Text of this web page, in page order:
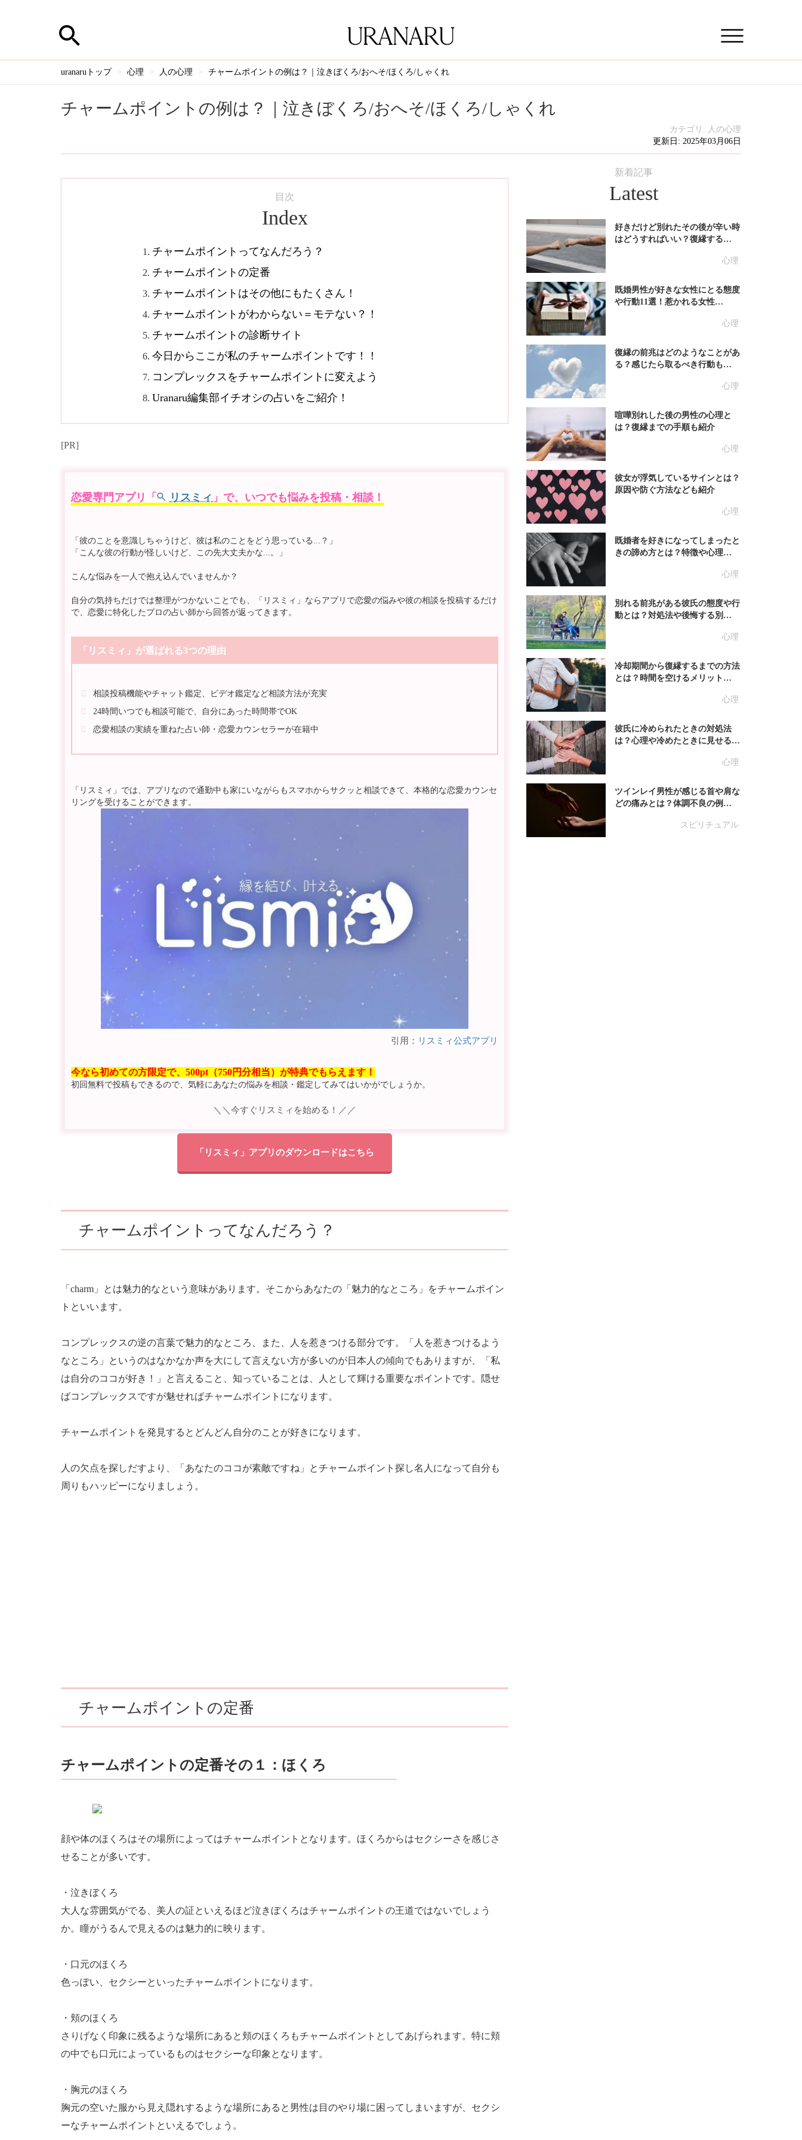
uranaruトップ 心理 人の心理 チャームポイントの例は？｜泣きぼくろ/おへそ/ほくろ/しゃくれ
チャームポイントの例は？｜泣きぼくろ/おへそ/ほくろ/しゃくれ
カテゴリ: 人の心理
更新日: 2025年03月06日
目次
Index
チャームポイントってなんだろう？
チャームポイントの定番
チャームポイントはその他にもたくさん！
チャームポイントがわからない＝モテない？！
チャームポイントの診断サイト
今日からここが私のチャームポイントです！！
コンプレックスをチャームポイントに変えよう
Uranaru編集部イチオシの占いをご紹介！
[PR]
恋愛専門アプリ「 リスミィ 」で、いつでも悩みを投稿・相談！
「彼のことを意識しちゃうけど、彼は私のことをどう思っている...？」
「こんな彼の行動が怪しいけど、この先大丈夫かな...。」
こんな悩みを一人で抱え込んでいませんか？
自分の気持ちだけでは整理がつかないことでも、「リスミィ」ならアプリで恋愛の悩みや彼の相談を投稿するだけ
で、恋愛に特化したプロの占い師から回答が返ってきます。
「リスミィ」が選ばれる3つの理由
相談投稿機能やチャット鑑定、ビデオ鑑定など相談方法が充実
24時間いつでも相談可能で、自分にあった時間帯でOK
恋愛相談の実績を重ねた占い師・恋愛カウンセラーが在籍中
「リスミィ」では、アプリなので通勤中も家にいながらもスマホからサクッと相談できて、本格的な恋愛カウンセ
リングを受けることができます。
引用： リスミィ公式アプリ
今なら初めての方限定で、500pt（750円分相当）が特典でもらえます！
初回無料で投稿もできるので、気軽にあなたの悩みを相談・鑑定してみてはいかがでしょうか。
＼＼今すぐリスミィを始める！／／
「リスミィ」アプリのダウンロードはこちら
チャームポイントってなんだろう？
「charm」とは魅力的なという意味があります。そこからあなたの「魅力的なところ」をチャームポイン
トといいます。
コンプレックスの逆の言葉で魅力的なところ、また、人を惹きつける部分です。「人を惹きつけるよう
なところ」というのはなかなか声を大にして言えない方が多いのが日本人の傾向でもありますが、「私
は自分のココが好き！」と言えること、知っていることは、人として輝ける重要なポイントです。隠せ
ばコンプレックスですが魅せればチャームポイントになります。
チャームポイントを発見するとどんどん自分のことが好きになります。
人の欠点を探しだすより、「あなたのココが素敵ですね」とチャームポイント探し名人になって自分も
周りもハッピーになりましょう。
チャームポイントの定番
チャームポイントの定番その１：ほくろ
顔や体のほくろはその場所によってはチャームポイントとなります。ほくろからはセクシーさを感じさ
せることが多いです。
・泣きぼくろ
大人な雰囲気がでる、美人の証といえるほど泣きぼくろはチャームポイントの王道ではないでしょう
か。瞳がうるんで見えるのは魅力的に映ります。
・口元のほくろ
色っぽい、セクシーといったチャームポイントになります。
・頬のほくろ
さりげなく印象に残るような場所にあると頬のほくろもチャームポイントとしてあげられます。特に頬
の中でも口元によっているものはセクシーな印象となります。
・胸元のほくろ
胸元の空いた服から見え隠れするような場所にあると男性は目のやり場に困ってしまいますが、セクシ
ーなチャームポイントといえるでしょう。
新着記事
Latest
心理
好きだけど別れたその後が辛い時
はどうすればいい？復縁する…
心理
既婚男性が好きな女性にとる態度
や行動11選！惹かれる女性…
心理
復縁の前兆はどのようなことがあ
る？感じたら取るべき行動も…
心理
喧嘩別れした後の男性の心理と
は？復縁までの手順も紹介
心理
彼女が浮気しているサインとは？
原因や防ぐ方法なども紹介
心理
既婚者を好きになってしまったと
きの諦め方とは？特徴や心理…
心理
別れる前兆がある彼氏の態度や行
動とは？対処法や後悔する別…
心理
冷却期間から復縁するまでの方法
とは？時間を空けるメリット…
心理
彼氏に冷められたときの対処法
は？心理や冷めたときに見せる…
スピリチュアル
ツインレイ男性が感じる首や肩な
どの痛みとは？体調不良の例…